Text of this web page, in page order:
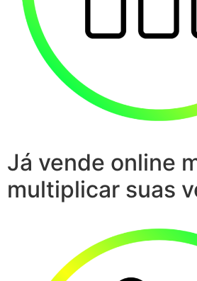
Já vende online
multiplicar suas